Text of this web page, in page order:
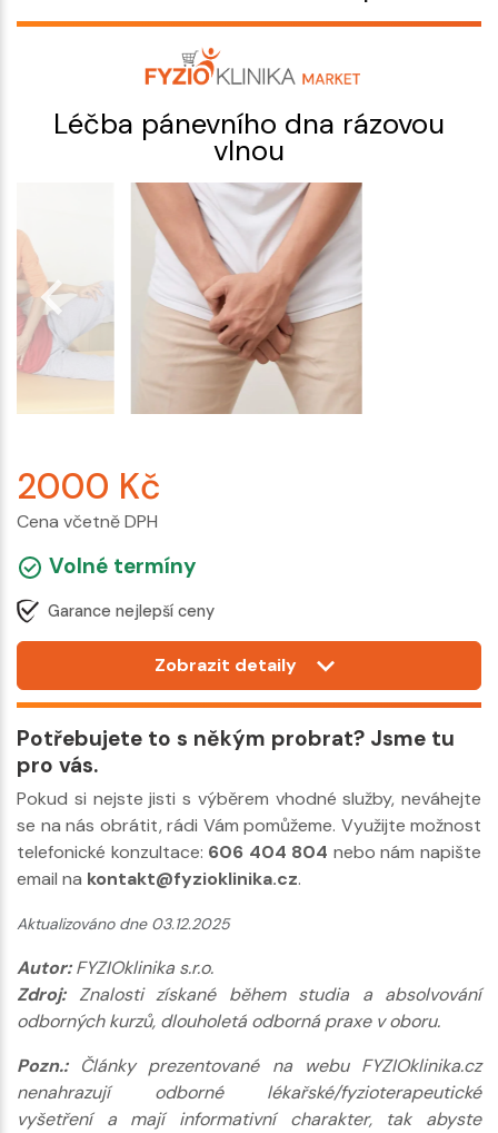
Léčba pánevního dna rázovou
vlnou
2000 Kč
Cena včetně DPH
Volné termíny
Garance nejlepší ceny
Zobrazit detaily
Potřebujete to s někým probrat? Jsme tu
pro vás.
Pokud si nejste jisti s výběrem vhodné služby, neváhejte
se na nás obrátit, rádi Vám pomůžeme. Využijte možnost
telefonické konzultace: 606 404 804 nebo nám napište
email na kontakt@fyzioklinika.cz.
Aktualizováno dne 03.12.2025
Autor:FYZIOklinika s.r.o.
Zdroj: Znalosti získané během studia a absolvování
odborných kurzů, dlouholetá odborná praxe v oboru.
Pozn.:Články prezentované na webu FYZIOklinika.cz
nenahrazují odborné lékařské/fyzioterapeutické
vyšetření a mají informativní charakter, tak abyste